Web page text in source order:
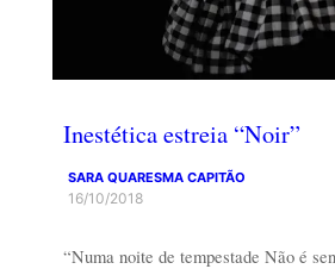
Inestética estreia “Noir”
SARA QUARESMA CAPITÃO
16/10/2018
“Numa noite de tempestade Não é